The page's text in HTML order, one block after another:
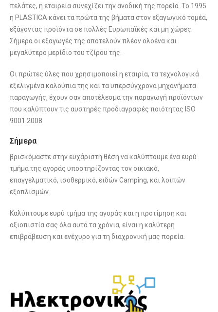
πελάτες, η εταιρεία συνεχίζει την ανοδική της πορεία. Το 1995
η PLASTICA κάνει τα πρώτα της βήματα στον εξαγωγικό τομέα,
εξάγοντας προϊόντα σε πολλές Ευρωπαϊκές και μη χώρες.
Σήμερα οι εξαγωγές της αποτελούν πλέον ολοένα και
μεγαλύτερο μερίδιο του τζίρου της.
Οι πρώτες ύλες που χρησιμοποιεί η εταιρία, τα τεχνολογικά
εξελιγμένα καλούπια της και τα υπερσύγχρονα μηχανήματα
παραγωγής, έχουν σαν αποτέλεσμα την παραγωγή προϊόντων
που καλύπτουν τις αυστηρές προδιαγραφές ποιότητας ISO
9001:2008
Σήμερα
βρισκόμαστε στην ευχάριστη θέση να καλύπτουμε ένα ευρύ
τμήμα της αγοράς υποστηρίζοντας τον οικιακό,
επαγγελματικό, ισοθερμικό, ειδών Camping, και λοιπών
εξοπλισμών
Καλύπτουμε ευρύ τμήμα της αγοράς και η προτίμηση και
αξιοπιστία σας όλα αυτά τα χρόνια, είναι η καλύτερη
επιβράβευση και ενέχυρο για τη διαχρονική μας πορεία.